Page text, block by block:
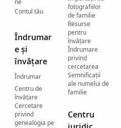
ne
Contul tău
Îndrumar
e și
învățare
Îndrumar
Centru de
învățare
Cercetare
privind
genealogia pe
fotografiilor
de familie
Resurse
pentru
învățare
Îndrumare
privind
cercetarea
Semnificații
ale numelui de
familie
Centru